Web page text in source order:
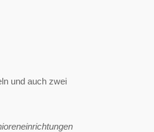
und auch zwei